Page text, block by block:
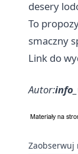
desery
To
smaczny
Link do
Autor:
Zaobserwuj